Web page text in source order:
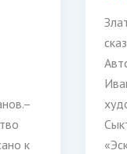
к